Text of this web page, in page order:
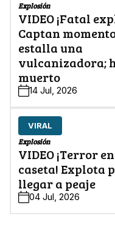
Explosión
VIDEO ¡Fatal
Captan
estalla una
vulcanizadora;
muerto
14 Jul, 2026
VIRAL
Explosión
VIDEO ¡Terror
caseta! Explota
llegar a peaje
04 Jul, 2026